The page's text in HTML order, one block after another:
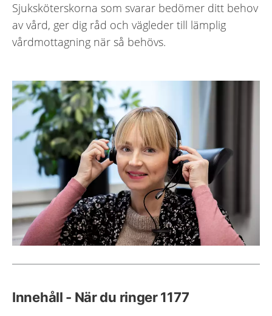
Sjuksköterskorna som svarar bedömer ditt behov
av vård, ger dig råd och vägleder till lämplig
vårdmottagning när så behövs.
Innehåll - När du ringer 1177